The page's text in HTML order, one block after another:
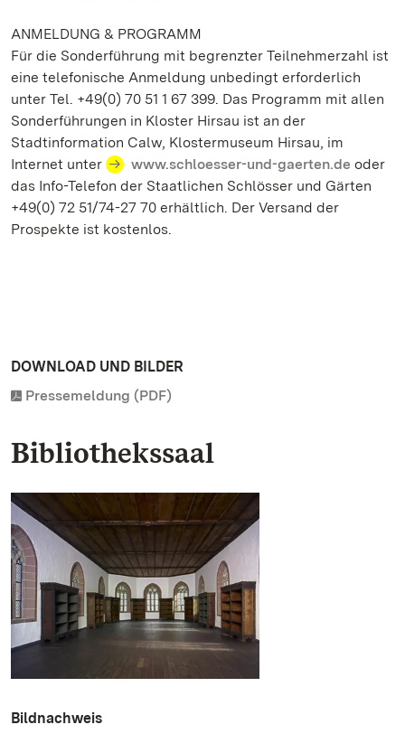
ANMELDUNG & PROGRAMM
Für die Sonderführung mit begrenzter Teilnehmerzahl ist
eine telefonische Anmeldung unbedingt erforderlich
unter Tel. +49(0) 70 51 1 67 399. Das Programm mit allen
Sonderführungen in Kloster Hirsau ist an der
Stadtinformation Calw, Klostermuseum Hirsau, im
Internet unter
www.schloesser-und-gaerten.de oder
das Info-Telefon der Staatlichen Schlösser und Gärten
+49(0) 72 51/74-27 70 erhältlich. Der Versand der
Prospekte ist kostenlos.
DOWNLOAD UND BILDER
Pressemeldung (PDF)
Bibliothekssaal
Bildnachweis